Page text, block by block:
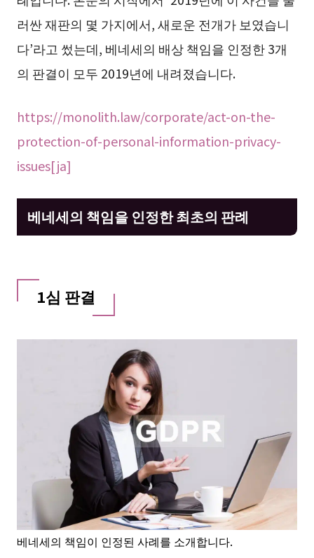
러싼 재판의 몇 가지에서, 새로운 전개가 보였습니
다’라고 썼는데, 베네세의 배상 책임을 인정한 3개
의 판결이 모두 2019년에 내려졌습니다.
https://monolith.law/corporate/act-on-the-
protection-of-personal-information-privacy-
issues[ja]
베네세의 책임을 인정한 최초의 판례
1심 판결
베네세의 책임이 인정된 사례를 소개합니다.